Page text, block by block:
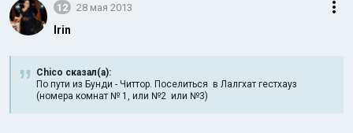
12 28 мая 2013
Irin
Chico сказал(а):
По пути из Бунди - Читтор. Поселиться в Лалгхат гестхауз
(номера комнат № 1, или №2 или №3)